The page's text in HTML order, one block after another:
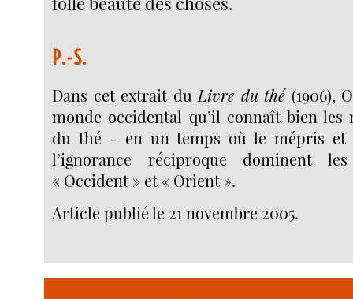
P.-S.
Dans cet extrait du Livre du thé(1906),
monde occidental qu’il connaît bien les
du thé - en un temps où le mépris et
l’ignorance réciproque dominent
« Occident » et « Orient ».
Article publié le 21 novembre 2005.